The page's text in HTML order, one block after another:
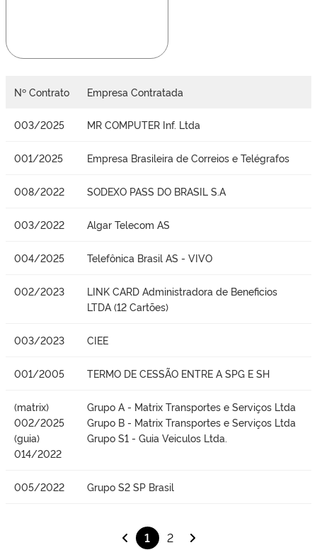
Nº Contrato Empresa Contratada
003/2025 MR COMPUTER Inf. Ltda
001/2025 Empresa Brasileira de Correios e Telégrafos
008/2022 SODEXO PASS DO BRASIL S.A
003/2022 Algar Telecom AS
004/2025 Telefônica Brasil AS - VIVO
002/2023
LINK CARD Administradora de Beneficios
LTDA (12 Cartões)
003/2023 CIEE
001/2005 TERMO DE CESSÃO ENTRE A SPG E SH
(matrix)
002/2025
(guia)
014/2022
Grupo A - Matrix Transportes e Serviços Ltda
Grupo B - Matrix Transportes e Serviços Ltda
Grupo S1 - Guia Veiculos Ltda.
005/2022 Grupo S2 SP Brasil
1 2